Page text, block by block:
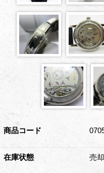
商品コード
在庫状態 売